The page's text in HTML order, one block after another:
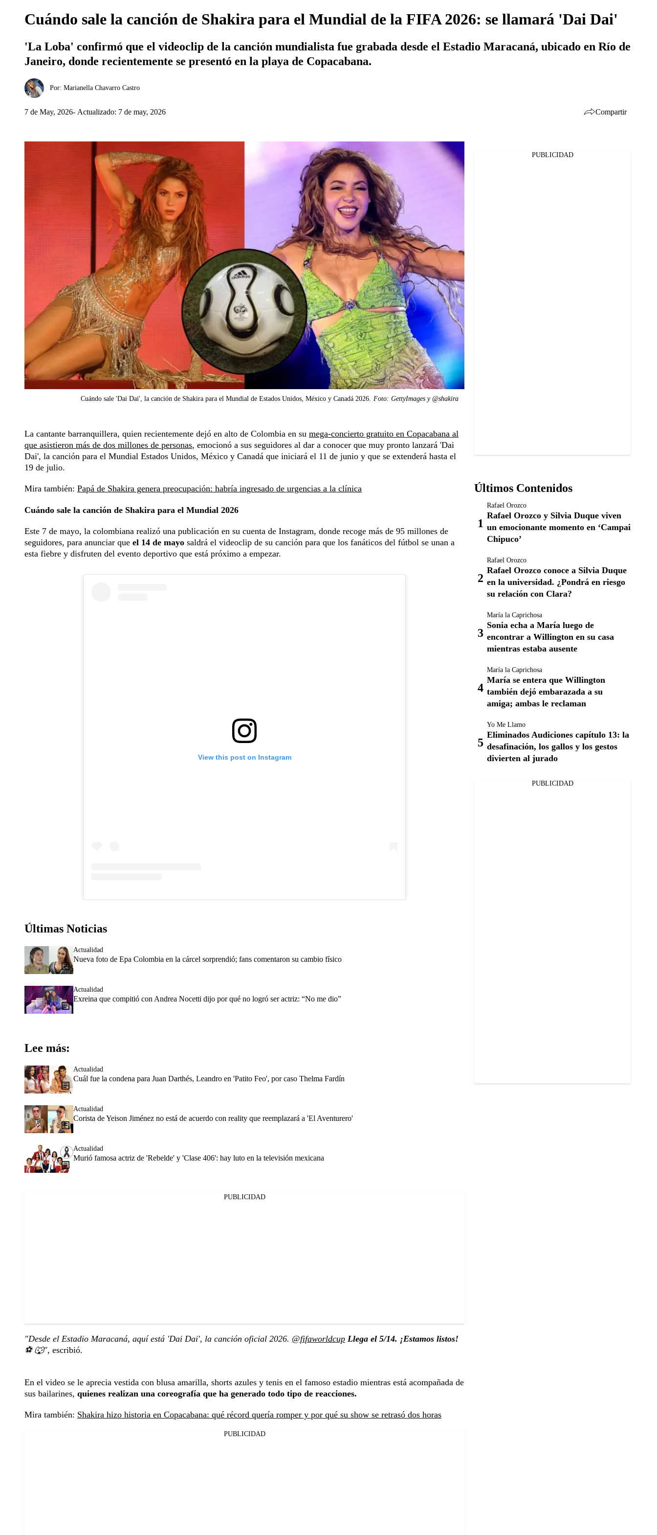
Cuándo sale la canción de Shakira para el Mundial de la FIFA 2026: se llamará 'Dai Dai'
'La Loba' confirmó que el videoclip de la canción mundialista fue grabada desde el Estadio Maracaná, ubicado en Río de
Janeiro, donde recientemente se presentó en la playa de Copacabana.
Por: Marianella Chavarro Castro
7 de May, 2026 Actualizado: 7 de may, 2026 Compartir
Twitter
Cuándo sale 'Dai Dai', la canción de Shakira para el Mundial de Estados Unidos, México y Canadá 2026. Foto: GettyImages y @shakira
La cantante barranquillera, quien recientemente dejó en alto de Colombia en su mega-concierto gratuito en Copacabana al
que asistieron más de dos millones de personas, emocionó a sus seguidores al dar a conocer que muy pronto lanzará 'Dai
Dai', la canción para el Mundial Estados Unidos, México y Canadá que iniciará el 11 de junio y que se extenderá hasta el
19 de julio.
Mira también: Papá de Shakira genera preocupación: habría ingresado de urgencias a la clínica
Cuándo sale la canción de Shakira para el Mundial 2026
Este 7 de mayo, la colombiana realizó una publicación en su cuenta de Instagram, donde recoge más de 95 millones de
seguidores, para anunciar que el 14 de mayo saldrá el videoclip de su canción para que los fanáticos del fútbol se unan a
esta fiebre y disfruten del evento deportivo que está próximo a empezar.
View this post on Instagram
Últimas Noticias
Actualidad
Nueva foto de Epa Colombia en la cárcel sorprendió; fans comentaron su cambio físico
Actualidad
Exreina que compitió con Andrea Nocetti dijo por qué no logró ser actriz: “No me dio”
Lee más:
Actualidad
Cuál fue la condena para Juan Darthés, Leandro en 'Patito Feo', por caso Thelma Fardín
Actualidad
Corista de Yeison Jiménez no está de acuerdo con reality que reemplazará a 'El Aventurero'
Actualidad
Murió famosa actriz de 'Rebelde' y 'Clase 406': hay luto en la televisión mexicana
PUBLICIDAD
"Desde el Estadio Maracaná, aquí está 'Dai Dai', la canción oficial 2026. @fifaworldcup Llega el 5/14. ¡Estamos listos!
⚽️ 🐺", escribió.
En el video se le aprecia vestida con blusa amarilla, shorts azules y tenis en el famoso estadio mientras está acompañada de
sus bailarines, quienes realizan una coreografía que ha generado todo tipo de reacciones.
Mira también: Shakira hizo historia en Copacabana: qué récord quería romper y por qué su show se retrasó dos horas
PUBLICIDAD
PUBLICIDAD
Últimos Contenidos
Rafael Orozco
Rafael Orozco y Silvia Duque viven
un emocionante momento en ‘Campai
Chipuco’
Rafael Orozco
Rafael Orozco conoce a Silvia Duque
en la universidad. ¿Pondrá en riesgo
su relación con Clara?
María la Caprichosa
Sonia echa a María luego de
encontrar a Willington en su casa
mientras estaba ausente
María la Caprichosa
María se entera que Willington
también dejó embarazada a su
amiga; ambas le reclaman
Yo Me Llamo
Eliminados Audiciones capítulo 13: la
desafinación, los gallos y los gestos
divierten al jurado
PUBLICIDAD